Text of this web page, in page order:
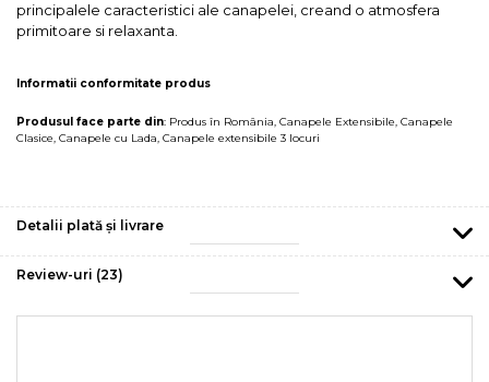
principalele caracteristici ale canapelei, creand o atmosfera
primitoare si relaxanta.
Informatii conformitate produs
Produsul face parte din: Produs în România, Canapele Extensibile, Canapele
Clasice, Canapele cu Lada, Canapele extensibile 3 locuri
Detalii plată și livrare
Review-uri (23)